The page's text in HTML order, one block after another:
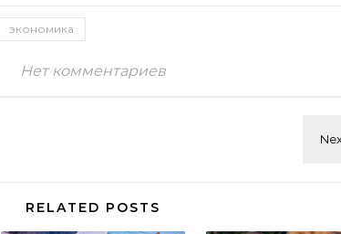
экономика
Нет комментариев
RELATED POSTS